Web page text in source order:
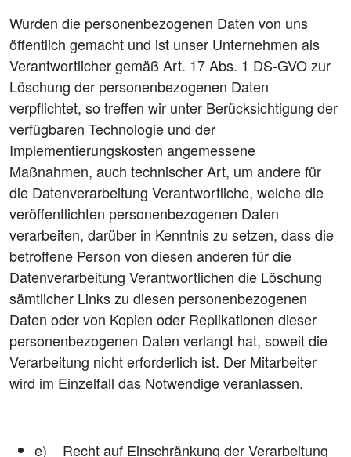
Wurden die personenbezogenen Daten von uns
öffentlich gemacht und ist unser Unternehmen als
Verantwortlicher gemäß Art. 17 Abs. 1 DS-GVO zur
Löschung der personenbezogenen Daten
verpflichtet, so treffen wir unter Berücksichtigung der
verfügbaren Technologie und der
Implementierungskosten angemessene
Maßnahmen, auch technischer Art, um andere für
die Datenverarbeitung Verantwortliche, welche die
veröffentlichten personenbezogenen Daten
verarbeiten, darüber in Kenntnis zu setzen, dass die
betroffene Person von diesen anderen für die
Datenverarbeitung Verantwortlichen die Löschung
sämtlicher Links zu diesen personenbezogenen
Daten oder von Kopien oder Replikationen dieser
personenbezogenen Daten verlangt hat, soweit die
Verarbeitung nicht erforderlich ist. Der Mitarbeiter
wird im Einzelfall das Notwendige veranlassen.
e) Recht auf Einschränkung der Verarbeitung